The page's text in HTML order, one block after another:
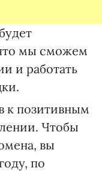
что мы сможем
и работать
к позитивным
Чтобы
вы
по